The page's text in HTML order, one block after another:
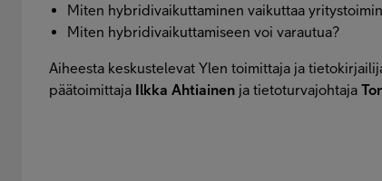
Miten hybridivaikuttaminen vaikuttaa
Miten hybridivaikuttamiseen voi varautua?
Aiheesta keskustelevat Ylen toimittaja ja
päätoimittaja Ilkka Ahtiainen ja tietoturvajohtaja